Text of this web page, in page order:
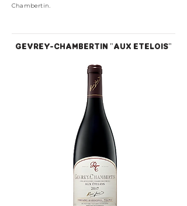
Chambertin.
GEVREY-CHAMBERTIN "AUX ETELOIS"